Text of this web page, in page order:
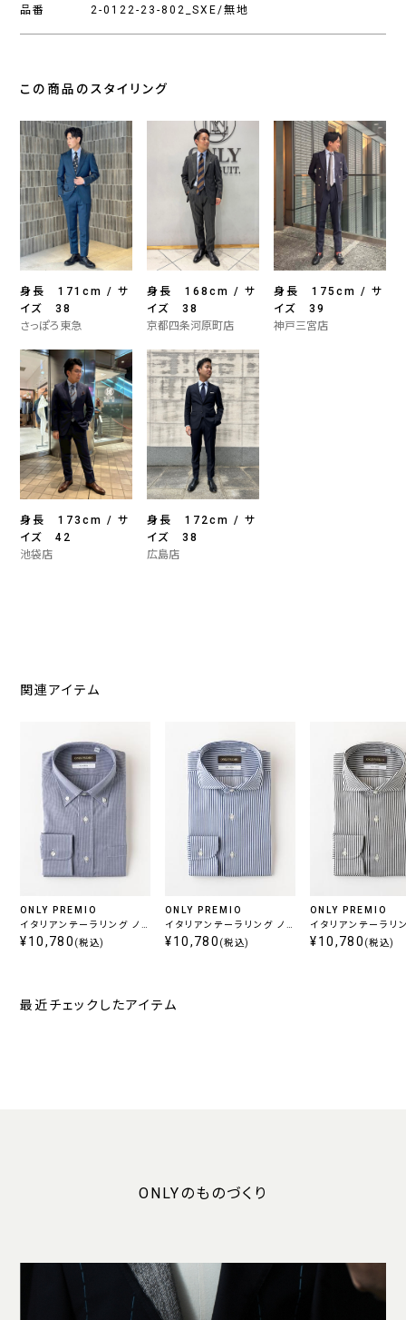
品番 2-0122-23-802_SXE/無地
この商品のスタイリング
身長 171cm / サ
イズ 38
さっぽろ東急
身長 168cm / サ
イズ 38
京都四条河原町店
身長 175cm / サ
イズ 39
神戸三宮店
身長 173cm / サ
イズ 42
池袋店
身長 172cm / サ
イズ 38
広島店
関連アイテム
ONLY PREMIO
イタリアンテーラリング ノ
ンアイロン / チェック ボタ
¥10,780 (税込)
ONLY PREMIO
イタリアンテーラリング ノ
ンアイロン / ストライプ ホ
¥10,780 (税込)
ONLY PREMIO
イタリアンテーラリ
ンアイロン / ストラ
¥10,780 (税込)
最近チェックしたアイテム
ONLYのものづくり